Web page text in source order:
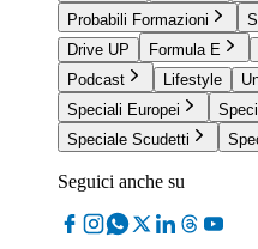
Probabili Formazioni
Drive UP
Formula E
Podcast
Lifestyle
Speciali Europei
Speciale Scudetti
Seguici anche su